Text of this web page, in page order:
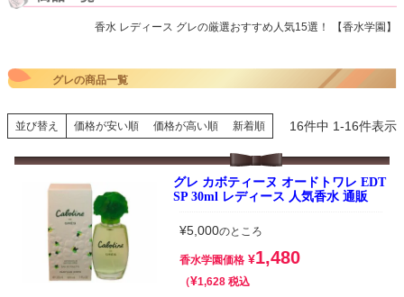
香水 レディース グレの厳選おすすめ人気15選！ 【香水学園】
グレの商品一覧
並び替え 価格が安い順 価格が高い順 新着順 16件中 1-16件表示
グレ カボティーヌ オードトワレ EDT
SP 30ml レディース 人気香水 通販
¥5,000のところ
香水学園価格 ¥1,480
¥1,628 税込